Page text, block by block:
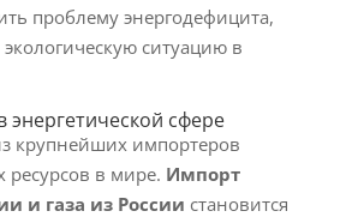
проблему энергодефицита,
ситуацию в
энергетической сфере
крупнейших импортеров
ресурсов в мире. Импорт
и газа из России становится